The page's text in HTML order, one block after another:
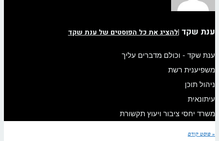
ענת שקד |להציג את כל הפוסטים של ענת שקד
ענת שקד - וכולם מדברים עליך
משפיענית רשת
ניהול תוכן
עיתונאית
משרד יחסי ציבור ויעוץ תקשורת
« פוסט קודם